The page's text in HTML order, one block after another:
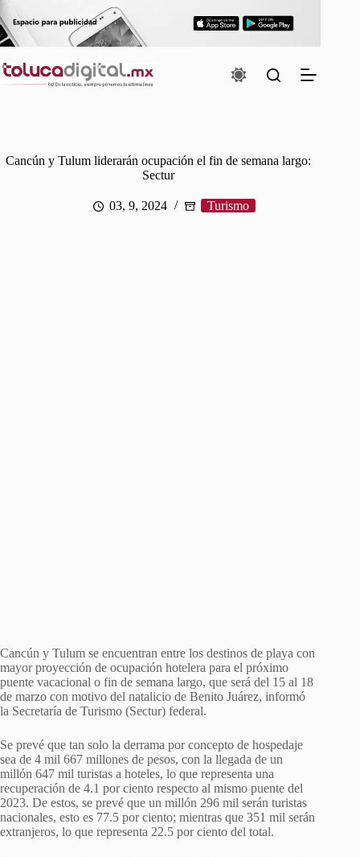
Saltar
al
contenido
Cancún y Tulum liderarán ocupación el fin de semana largo:
Sectur
03, 9, 2024 Turismo
Cancún y Tulum se encuentran entre los destinos de playa con
mayor proyección de ocupación hotelera para el próximo
puente vacacional o fin de semana largo, que será del 15 al 18
de marzo con motivo del natalicio de Benito Juárez, informó
la Secretaría de Turismo (Sectur) federal.
Se prevé que tan solo la derrama por concepto de hospedaje
sea de 4 mil 667 millones de pesos, con la llegada de un
millón 647 mil turistas a hoteles, lo que representa una
recuperación de 4.1 por ciento respecto al mismo puente del
2023. De estos, se prevé que un millón 296 mil serán turistas
nacionales, esto es 77.5 por ciento; mientras que 351 mil serán
extranjeros, lo que representa 22.5 por ciento del total.